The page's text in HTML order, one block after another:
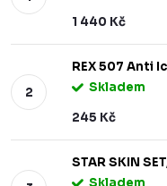
1 440 Kč
REX 507 Anti
Skladem
245 Kč
STAR SKIN
Skladem